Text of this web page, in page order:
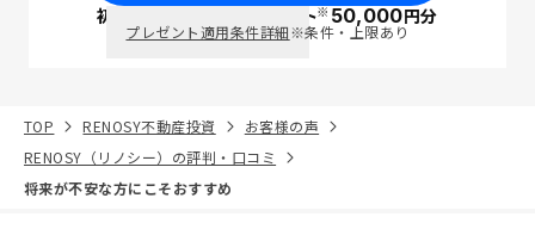
初回面談で ポイント※50,000円分
プレゼント適用条件詳細※条件・上限あり
TOP RENOSY不動産投資
お客様の声
RENOSY（リノシー）の評判・口コミ
将来が不安な方にこそおすすめ